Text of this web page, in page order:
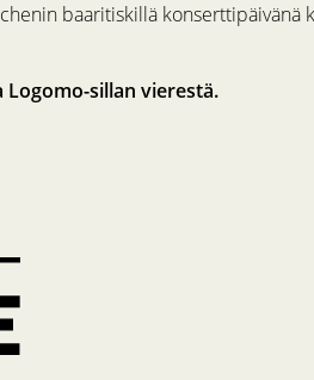
baaritiskillä konserttipäivänä
sillan vierestä.